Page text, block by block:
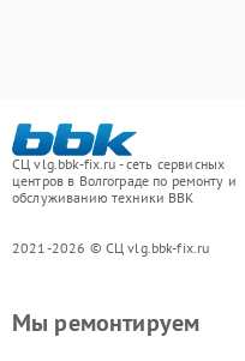
СЦ vlg.bbk-fix.ru - сеть сервисных
центров в Волгограде по ремонту и
обслуживанию техники BBK
2021-2026 © СЦ vlg.bbk-fix.ru
Мы ремонтируем